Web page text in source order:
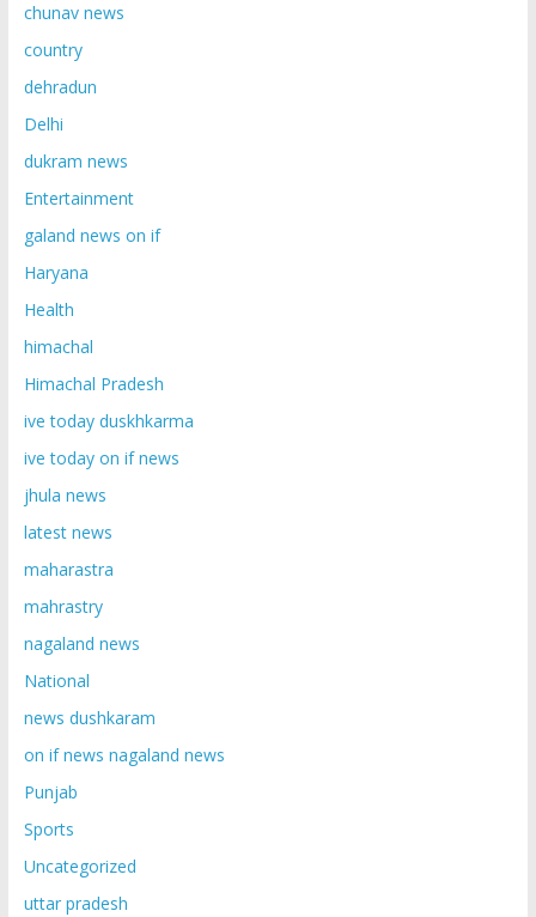
chunav news
country
dehradun
Delhi
dukram news
Entertainment
galand news on if
Haryana
Health
himachal
Himachal Pradesh
ive today duskhkarma
ive today on if news
jhula news
latest news
maharastra
mahrastry
nagaland news
National
news dushkaram
on if news nagaland news
Punjab
Sports
Uncategorized
uttar pradesh